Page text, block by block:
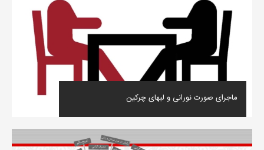
ماجرای صورت نورانی و لبهای چرکین